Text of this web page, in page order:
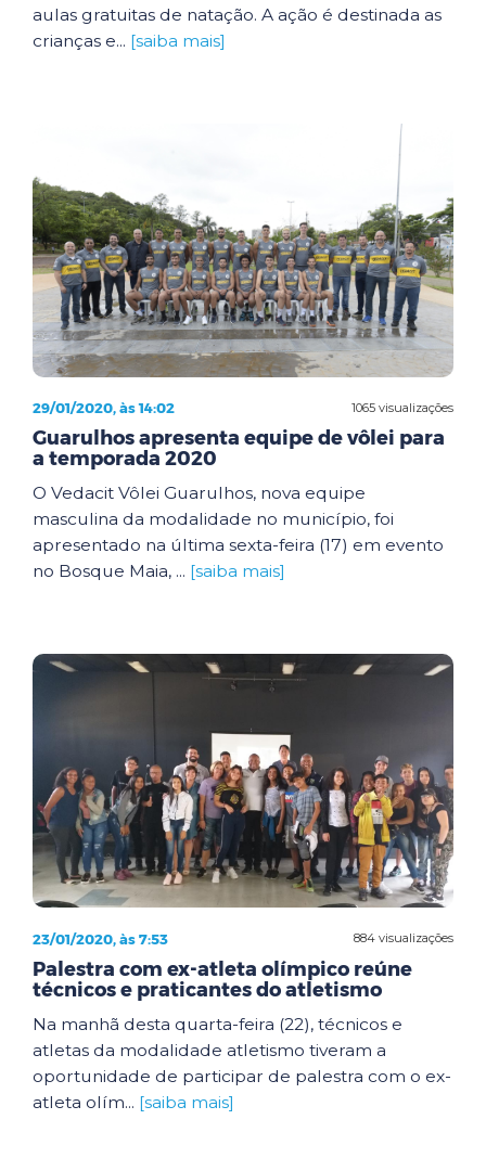
aulas gratuitas de natação. A ação é destinada as
crianças e... [saiba mais]
1065 visualizações
29/01/2020, às 14:02
Guarulhos apresenta equipe de vôlei para
a temporada 2020
O Vedacit Vôlei Guarulhos, nova equipe
masculina da modalidade no município, foi
apresentado na última sexta-feira (17) em evento
no Bosque Maia, ... [saiba mais]
884 visualizações
23/01/2020, às 7:53
Palestra com ex-atleta olímpico reúne
técnicos e praticantes do atletismo
Na manhã desta quarta-feira (22), técnicos e
atletas da modalidade atletismo tiveram a
oportunidade de participar de palestra com o ex-
atleta olím... [saiba mais]